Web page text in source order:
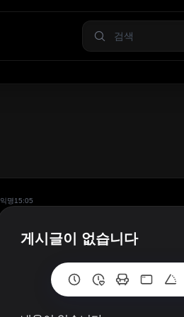
익명15:05
게시글이 없습니다